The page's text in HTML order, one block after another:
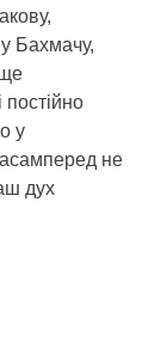
Бахмачу,
у
не
дух